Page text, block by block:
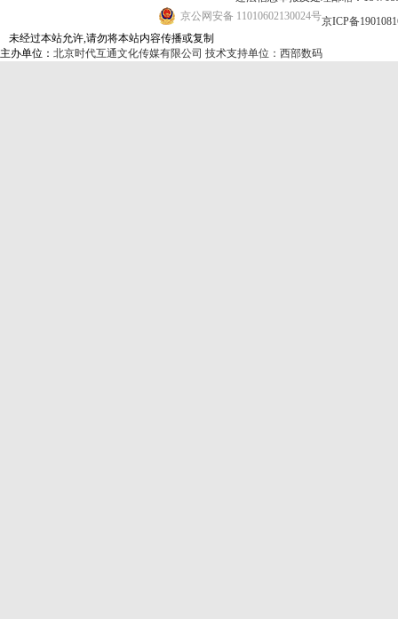
京公网安备 11010602130024号京ICP备
未经过本站允许,请勿将本站内容传播或复制
主办单位： 北京时代互通文化传媒有限公司 技术支持单位：西部数码